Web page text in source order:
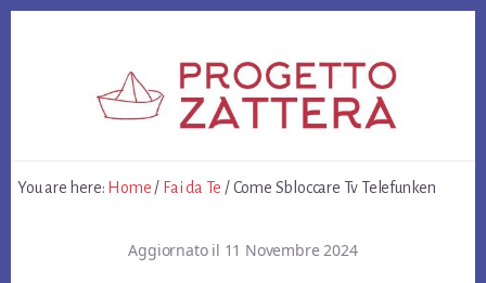
You are here: Home / Fai da Te /Come Sbloccare Tv Telefunken
Aggiornato il 11 Novembre 2024